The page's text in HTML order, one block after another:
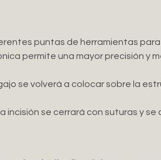
puntas de herramientas para
permite una mayor precisión y
se volverá a colocar sobre la
incisión se cerrará con suturas y